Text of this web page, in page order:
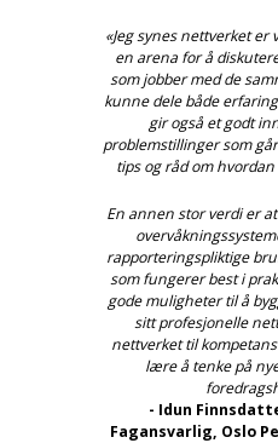
«Jeg synes nettverket
en arena for å
som jobber med de
kunne dele både
gir også et godt
problemstillinger som
tips og råd om
En annen stor verdi er
rapporteringspliktige
som fungerer best i
gode muligheter til å
sitt profesjonelle
nettverket til
lære å tenke på
- Idun
Fagansvarlig, Oslo